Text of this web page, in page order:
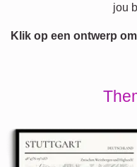
jou
Klik op een ontwerp